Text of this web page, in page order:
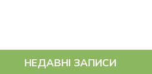
НЕДАВНІ ЗАПИСИ